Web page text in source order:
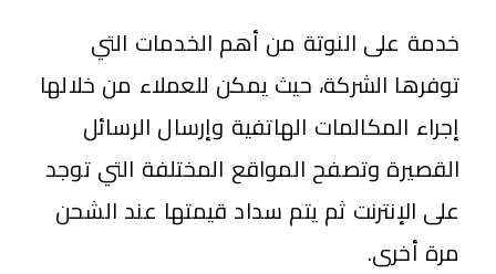
خدمة على النوتة من أهم الخدمات التي
توفرها الشركة، حيث يمكن للعملاء من خلالها
إجراء المكالمات الهاتفية وإرسال الرسائل
القصيرة وتصفح المواقع المختلفة التي توجد
على الإنترنت ثم يتم سداد قيمتها عند الشحن
مرة أخرى.